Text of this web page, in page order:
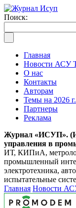
Поиск:
Главная
Новости АСУ
О нас
Контакты
Авторам
Темы на 2026 г.
Партнеры
Реклама
Журнал «ИСУП».
управления в
ИТ, КИПиА,
промышленный
электротехника,
испытательные
Главная Новости